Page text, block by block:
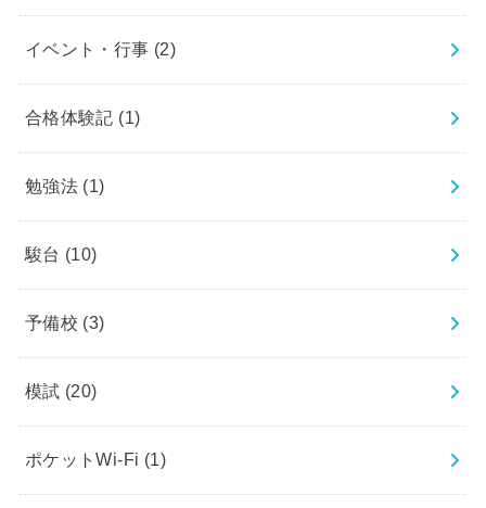
イベント・行事 (2)
合格体験記 (1)
勉強法 (1)
駿台 (10)
予備校 (3)
模試 (20)
ポケットWi-Fi (1)